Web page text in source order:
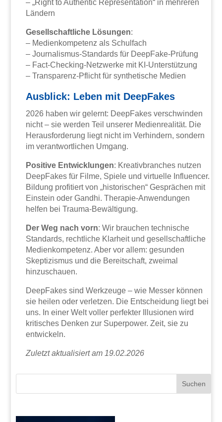
– „Right to Authentic Representation“ in mehreren
Ländern
Gesellschaftliche Lösungen:
– Medienkompetenz als Schulfach
– Journalismus-Standards für DeepFake-Prüfung
– Fact-Checking-Netzwerke mit KI-Unterstützung
– Transparenz-Pflicht für synthetische Medien
Ausblick: Leben mit DeepFakes
2026 haben wir gelernt: DeepFakes verschwinden
nicht – sie werden Teil unserer Medienrealität. Die
Herausforderung liegt nicht im Verhindern, sondern
im verantwortlichen Umgang.
Positive Entwicklungen: Kreativbranches nutzen
DeepFakes für Filme, Spiele und virtuelle Influencer.
Bildung profitiert von „historischen“ Gesprächen mit
Einstein oder Gandhi. Therapie-Anwendungen
helfen bei Trauma-Bewältigung.
Der Weg nach vorn: Wir brauchen technische
Standards, rechtliche Klarheit und gesellschaftliche
Medienkompetenz. Aber vor allem: gesunden
Skeptizismus und die Bereitschaft, zweimal
hinzuschauen.
DeepFakes sind Werkzeuge – wie Messer können
sie heilen oder verletzen. Die Entscheidung liegt bei
uns. In einer Welt voller perfekter Illusionen wird
kritisches Denken zur Superpower. Zeit, sie zu
entwickeln.
Zuletzt aktualisiert am 19.02.2026